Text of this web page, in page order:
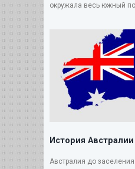
окружала весь южный
История Австралии
Австралия до